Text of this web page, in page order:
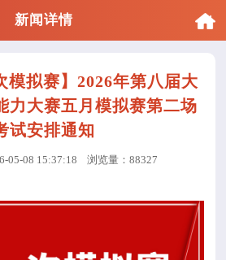
新闻详情
模拟赛】2026年第八届大
力大赛五月模拟赛第二场
试安排通知
05-08 15:37:18 浏览量：88327